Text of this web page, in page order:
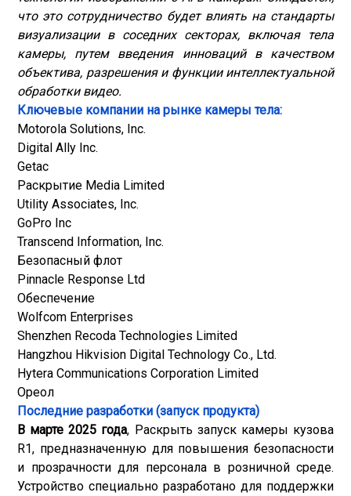
что это сотрудничество будет влиять на стандарты
визуализации в соседних секторах, включая тела
камеры, путем введения инноваций в качеством
объектива, разрешения и функции интеллектуальной
обработки видео.
Ключевые компании на рынке камеры тела:
Motorola Solutions, Inc.
Digital Ally Inc.
Getac
Раскрытие Media Limited
Utility Associates, Inc.
GoPro Inc
Transcend Information, Inc.
Безопасный флот
Pinnacle Response Ltd
Обеспечение
Wolfcom Enterprises
Shenzhen Recoda Technologies Limited
Hangzhou Hikvision Digital Technology Co., Ltd.
Hytera Communications Corporation Limited
Ореол
Последние разработки (запуск продукта)
В марте 2025 года, Раскрыть запуск камеры кузова
R1, предназначенную для повышения безопасности
и прозрачности для персонала в розничной среде.
Устройство специально разработано для поддержки